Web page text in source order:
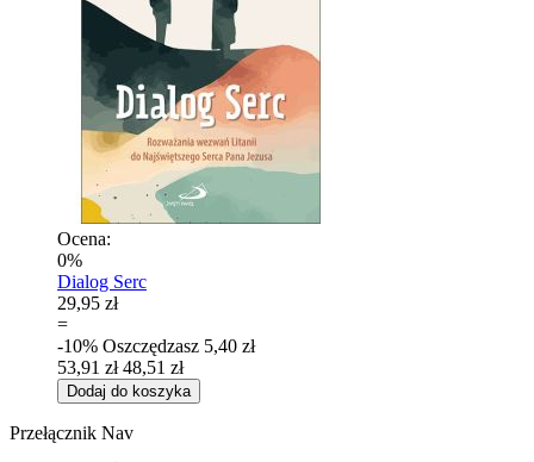
Ocena:
0%
Dialog Serc
29,95 zł
=
-10% Oszczędzasz 5,40 zł
53,91 zł 48,51 zł
Dodaj do koszyka
Przełącznik Nav